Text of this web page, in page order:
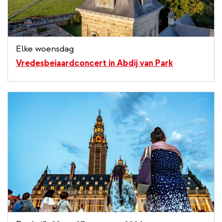
Elke woensdag
Vredesbeiaardconcert in Abdij van Park